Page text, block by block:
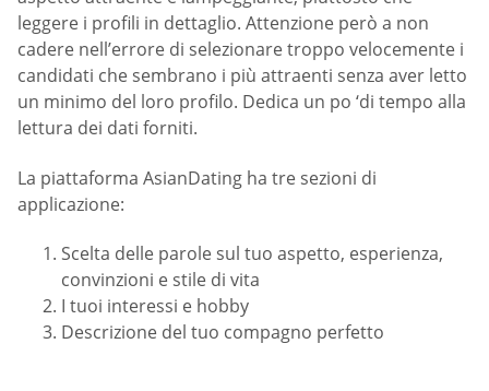
leggere i profili in dettaglio. Attenzione però a non
cadere nell’errore di selezionare troppo velocemente i
candidati che sembrano i più attraenti senza aver letto
un minimo del loro profilo. Dedica un po ‘di tempo alla
lettura dei dati forniti.
La piattaforma AsianDating ha tre sezioni di
applicazione:
Scelta delle parole sul tuo aspetto, esperienza,
convinzioni e stile di vita
I tuoi interessi e hobby
Descrizione del tuo compagno perfetto